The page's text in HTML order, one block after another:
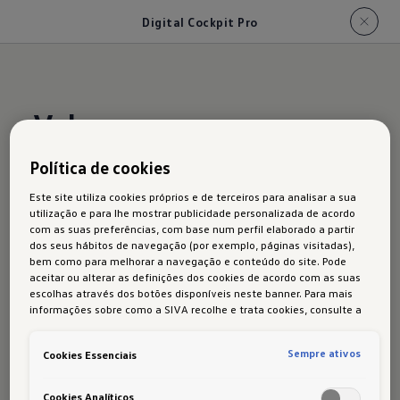
Digital Cockpit Pro
Vale sempre a pena
verPro
Deseja visualizar apenas a indicação de
velocidade e o conta-quilómetros? Ou mais
dados de viagem? Ou o mapa de navegação? Ou
o título da música que está a ouvir? Ou uma
mão:a indicação certa em qualquer situação
Configure de forma muito fácil o seu
Digital
Política de cookies
Este site utiliza cookies próprios e de terceiros para analisar a sua
utilização e para lhe mostrar publicidade personalizada de acordo
com as suas preferências, com base num perfil elaborado a partir
dos seus hábitos de navegação (por exemplo, páginas visitadas),
bem como para melhorar a navegação e conteúdo do site. Pode
aceitar ou alterar as definições dos cookies de acordo com as suas
escolhas através dos botões disponíveis neste banner. Para mais
informações sobre como a SIVA recolhe e trata cookies, consulte a
Cookies Essenciais Sempre ativos
Cookies Analíticos